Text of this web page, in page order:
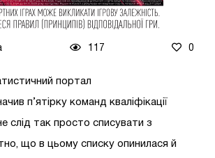
117 0
портал
п’ятірку команд кваліфікації
слід так просто списувати з
що в цьому списку опинилася й